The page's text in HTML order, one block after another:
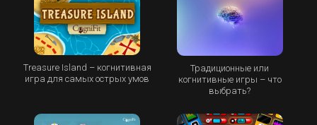
Treasure Island – когнитивная
игра для самых острых умов
Традиционные или
когнитивные игры – что
выбрать?